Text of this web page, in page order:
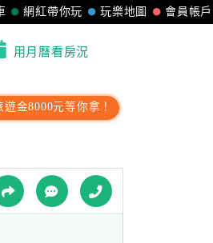
會員帳戶
玩樂地圖
網紅帶你玩
用月曆看房況
金8000元等你拿！